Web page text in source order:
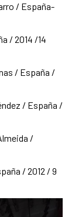
/ España-
/ 2014 /14
/ España /
/ España /
/
/ 2012 / 9